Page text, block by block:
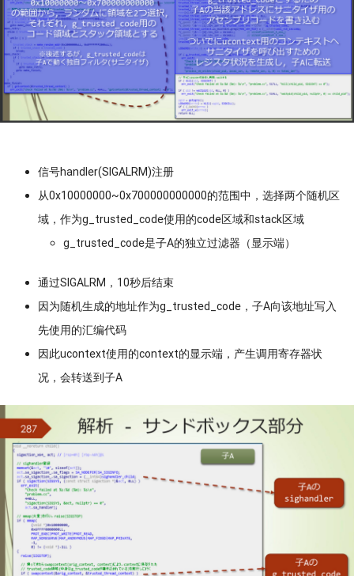
信号handler(SIGALRM)注册
从0x10000000~0x700000000000的范围中，选择两个随机区
域，作为g_trusted_code使用的code区域和stack区域
g_trusted_code是子A的独立过滤器（显示端）
通过SIGALRM，10秒后结束
因为随机生成的地址作为g_trusted_code，子A向该地址写入
先使用的汇编代码
因此ucontext使用的context的显示端，产生调用寄存器状
况，会转送到子A